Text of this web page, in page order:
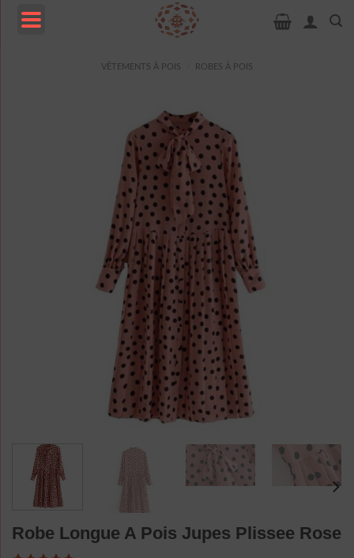
VÊTEMENTS À POIS ROBES À POIS
Robe Longue A Pois Jupes Plissee Rose